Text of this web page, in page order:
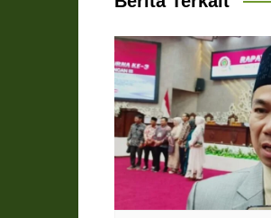
p
k
m
r